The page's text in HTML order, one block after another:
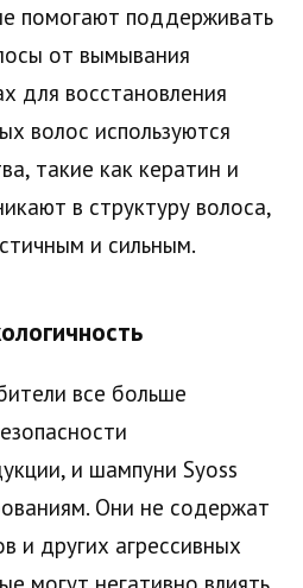
помогают поддерживать
от вымывания
для восстановления
волос используются
такие как кератин и
в структуру волоса,
и сильным.
все больше
и шампуни Syoss
Они не содержат
и других агрессивных